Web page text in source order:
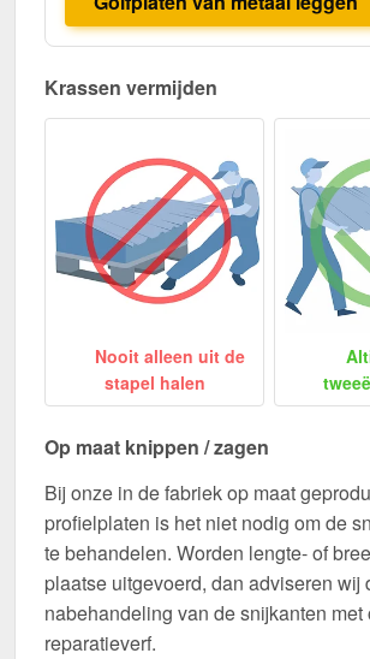
Krassen vermijden
Nooit alleen uit de
stapel halen
Op maat knippen / zagen
Bij onze in de fabriek op maat
profielplaten is het niet nodig om de
te behandelen. Worden lengte- of
plaatse uitgevoerd, dan adviseren wij
nabehandeling van de snijkanten
reparatieverf.